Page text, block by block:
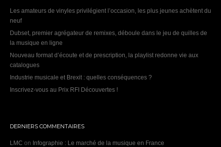
Les amateurs de vinyles privilégient l’occasion, les plus jeunes achètent du
neuf
Dubset, premier agrégateur de remixes, déboule dans le jeu de quilles de
la musique en ligne
Nouveau format d’écoute et de prescription, la playlist redonne vie aux
catalogues
Industrie musicale et Brexit : quelles conséquences ?
Inscrivez-vous au Prix RFI Découvertes !
DERNIERS COMMENTAIRES
LMC on Infographie : Le marché de la musique en France